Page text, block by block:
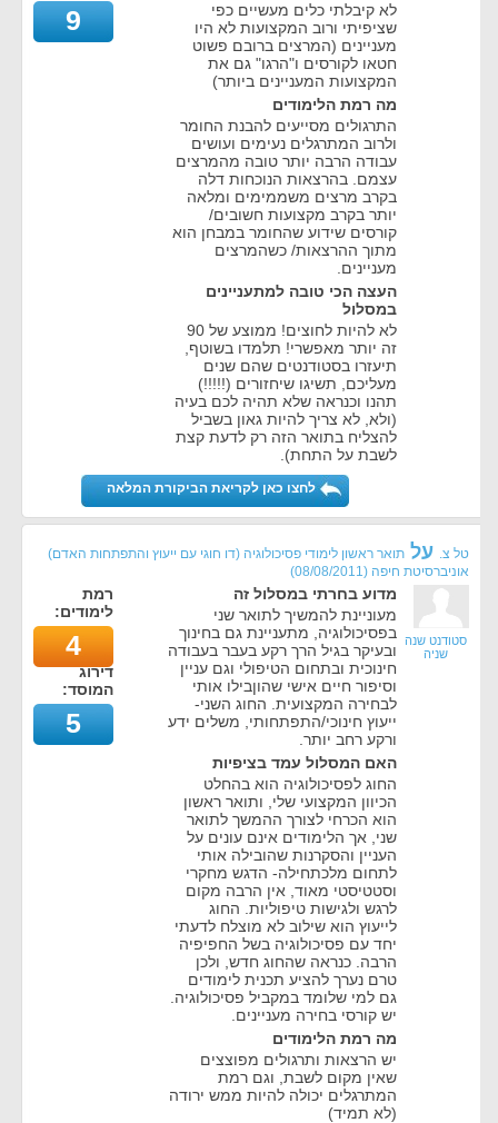
לא קיבלתי כלים מעשיים כפי
שציפיתי ורוב המקצועות לא היו
מעניינים (המרצים ברובם פשוט
חטאו לקורסים ו"הרגו" גם את
המקצועות המעניינים ביותר)
מה רמת הלימודים
התרגולים מסייעים להבנת החומר
ולרוב המתרגלים נעימים ועושים
עבודה הרבה יותר טובה מהמרצים
עצמם. בהרצאות הנוכחות דלה
בקרב מרצים משממימים ומלאה
יותר בקרב מקצועות חשובים/
קורסים שידוע שהחומר במבחן הוא
מתוך ההרצאות/ כשהמרצים
מעניינים.
העצה הכי טובה למתעניינים
במסלול
לא להיות לחוצים! ממוצע של 90
זה יותר מאפשרי! תלמדו בשוטף,
תיעזרו בסטודנטים שהם שנים
מעליכם, תשיגו שיחזורים (!!!!!)
תהנו וכנראה שלא תהיה לכם בעיה
(ולא, לא צריך להיות גאון בשביל
להצליח בתואר הזה רק לדעת קצת
לשבת על התחת).
9
לחצו כאן לקריאת הביקורת המלאה
טל צ. על תואר ראשון לימודי פסיכולוגיה (דו חוגי עם ייעוץ והתפתחות האדם)
אוניברסיטת חיפה (
08/08/2011
)
סטודנט שנה
שניה
מדוע בחרתי במסלול זה
מעוניינת להמשיך לתואר שני
בפסיכולוגיה, מתעניינת גם בחינוך
ובעיקר בגיל הרך רקע בעבר בעבודה
חינוכית ובתחום הטיפולי וגם עניין
וסיפור חיים אישי שהוןבילו אותי
לבחירה המקצועית. החוג השני-
ייעוץ חינוכי/התפתחותי, משלים ידע
ורקע רחב יותר.
האם המסלול עמד בציפיות
החוג לפסיכולוגיה הוא בהחלט
הכיוון המקצועי שלי, ותואר ראשון
הוא הכרחי לצורך ההמשך לתואר
שני, אך הלימודים אינם עונים על
העניין והסקרנות שהובילה אותי
לתחום מלכתחילה- הדגש מחקרי
וסטטיסטי מאוד, אין הרבה מקום
לרגש ולגישות טיפוליות. החוג
לייעוץ הוא שילוב לא מוצלח לדעתי
יחד עם פסיכולוגיה בשל החפיפיה
הרבה. כנראה שהחוג חדש, ולכן
טרם נערך להציע תכנית לימודים
גם למי שלומד במקביל פסיכולוגיה.
יש קורסי בחירה מעניינים.
מה רמת הלימודים
יש הרצאות ותרגולים מפוצצים
שאין מקום לשבת, וגם רמת
המתרגלים יכולה להיות ממש ירודה
(לא תמיד)
רמת
לימודים:
4
דירוג
המוסד:
5